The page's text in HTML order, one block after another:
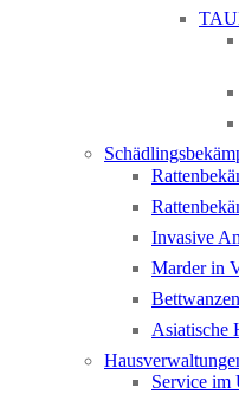
Invasive
Marder in
Asiatische
Service im